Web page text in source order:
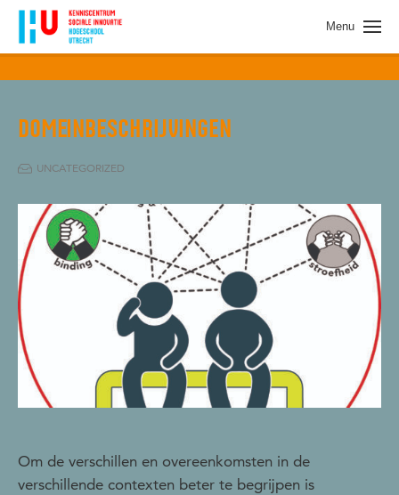
Spring naar pagina inhoud
Menu
DOMEINBESCHRIJVINGEN
UNCATEGORIZED
Om de verschillen en overeenkomsten in de
verschillende contexten beter te begrijpen is